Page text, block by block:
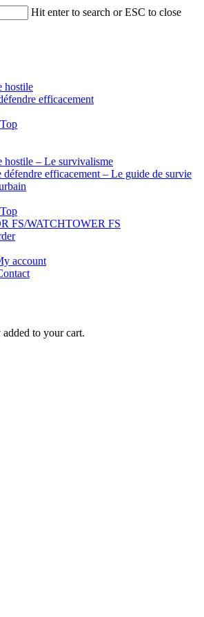
Hit enter to search or ESC to close
hostile
efficacement
hostile – Le survivalisme
défendre efficacement – Le guide de survie
FS/WATCHTOWER FS
account
to your cart.